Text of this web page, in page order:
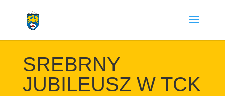
SREBRNY
JUBILEUSZ W TCK